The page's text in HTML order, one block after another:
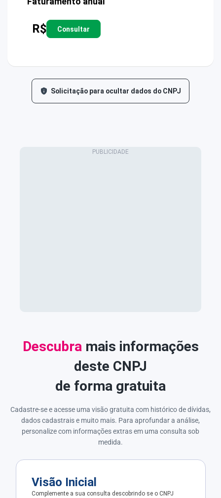
R$ Consultar
Solicitação para ocultar dados do CNPJ
Descubra mais informações
deste CNPJ
de forma gratuita
Cadastre-se e acesse uma visão gratuita com histórico de dívidas,
dados cadastrais e muito mais. Para aprofundar a análise,
personalize com informações extras em uma consulta sob
medida.
Visão Inicial
Complemente a sua consulta descobrindo se o CNPJ